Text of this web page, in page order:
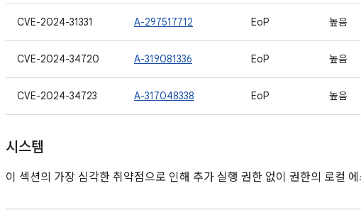
CVE-2024-31331 A-297517712 EoP 높음
CVE-2024-34720 A-319081336 EoP 높음
CVE-2024-34723 A-317048338 EoP 높음
시스템
이 섹션의 가장 심각한 취약점으로 인해 추가 실행 권한 없이 권한의 로컬